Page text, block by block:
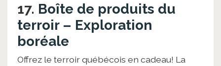
17. Boîte de produits du
terroir – Exploration
boréale
Offrez le terroir québécois en cadeau! La